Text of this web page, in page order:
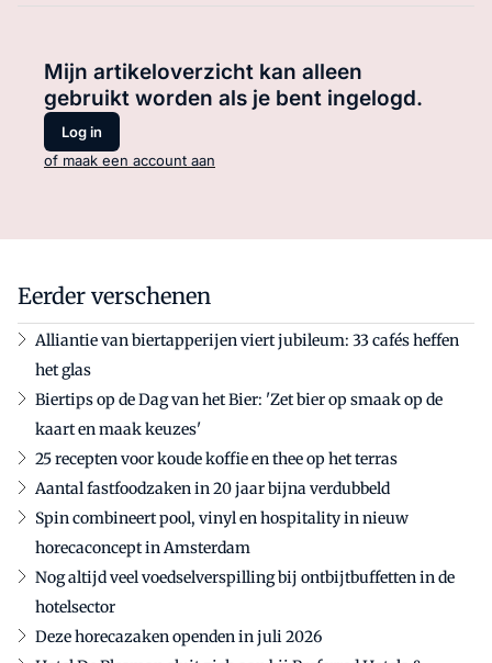
Mijn artikeloverzicht kan alleen
gebruikt worden als je bent ingelogd.
Log in
of maak een account aan
Eerder verschenen
Alliantie van biertapperijen viert jubileum: 33 cafés heffen
het glas
Biertips op de Dag van het Bier: 'Zet bier op smaak op de
kaart en maak keuzes'
25 recepten voor koude koffie en thee op het terras
Aantal fastfoodzaken in 20 jaar bijna verdubbeld
Spin combineert pool, vinyl en hospitality in nieuw
horecaconcept in Amsterdam
Nog altijd veel voedselverspilling bij ontbijtbuffetten in de
hotelsector
Deze horecazaken openden in juli 2026